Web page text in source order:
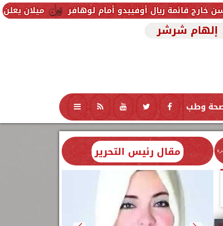
ميلان يعلن فسخ عقد أوفييدو أمام لوهافر
إلهام شرشر
وطب تكنولوجيا منوعات محافظات
مقال رئيس التحرير